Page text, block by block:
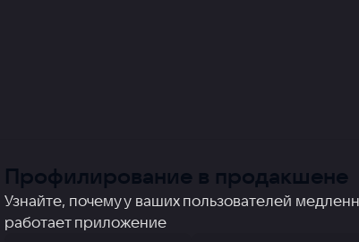
Профилирование в продакшене
Узнайте, почему у ваших пользователей
работает приложение